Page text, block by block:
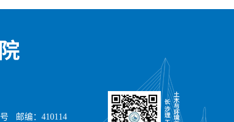
邮编：410114